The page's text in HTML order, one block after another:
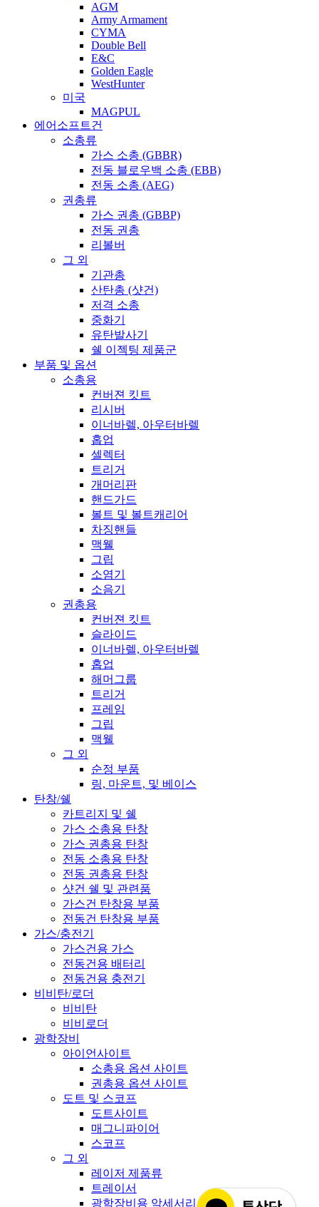
AGM
Army Armament
CYMA
Double Bell
E&C
Golden Eagle
WestHunter
미국
MAGPUL
에어소프트건
소총류
가스 소총 (GBBR)
전동 블로우백 소총 (EBB)
전동 소총 (AEG)
권총류
가스 권총 (GBBP)
전동 권총
리볼버
그 외
기관총
산탄총 (샷건)
저격 소총
중화기
유탄발사기
쉘 이젝팅 제품군
부품 및 옵션
소총용
컨버젼 킷트
리시버
이너바렐, 아우터바렐
홉업
셀렉터
트리거
개머리판
핸드가드
볼트 및 볼트캐리어
차징핸들
맥웰
그립
소염기
소음기
권총용
컨버젼 킷트
슬라이드
이너바렐, 아우터바렐
홉업
해머그룹
트리거
프레임
그립
맥웰
그 외
순정 부품
링, 마운트, 및 베이스
탄창/쉘
카트리지 및 쉘
가스 소총용 탄창
가스 권총용 탄창
전동 소총용 탄창
전동 권총용 탄창
샷건 쉘 및 관련품
가스건 탄창용 부품
전동건 탄창용 부품
가스/충전기
가스건용 가스
전동건용 배터리
전동건용 충전기
비비탄/로더
비비탄
비비로더
광학장비
아이언사이트
소총용 옵션 사이트
권총용 옵션 사이트
도트 및 스코프
도트사이트
매그니파이어
스코프
그 외
레이저 제품류
트레이서
광학장비용 악세서리